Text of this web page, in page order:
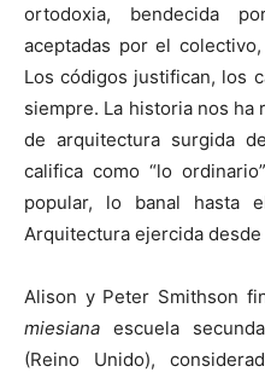
ortodoxia, bendecida
aceptadas por el
Los códigos justifican, los
siempre. La historia nos ha
de arquitectura surgida
califica como “lo ordinario”
popular, lo banal hasta
Arquitectura ejercida
Alison y Peter Smithson
miesiana escuela
(Reino Unido),